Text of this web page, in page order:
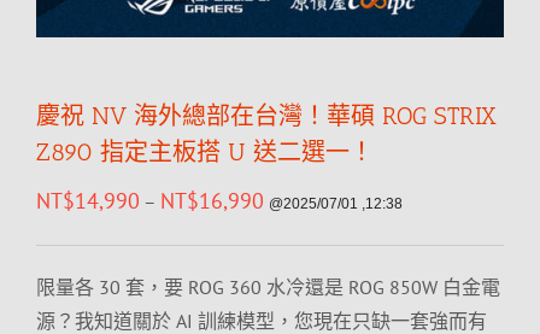
慶祝 NV 海外總部在台灣！華碩 ROG STRIX
Z890 指定主板搭 U 送二選一！
NT$14,990 – NT$16,990 @2025/07/01 ,12:38
限量各 30 套，要 ROG 360 水冷還是 ROG 850W 白金電
源？我知道關於 AI 訓練模型，您現在只缺一套強而有